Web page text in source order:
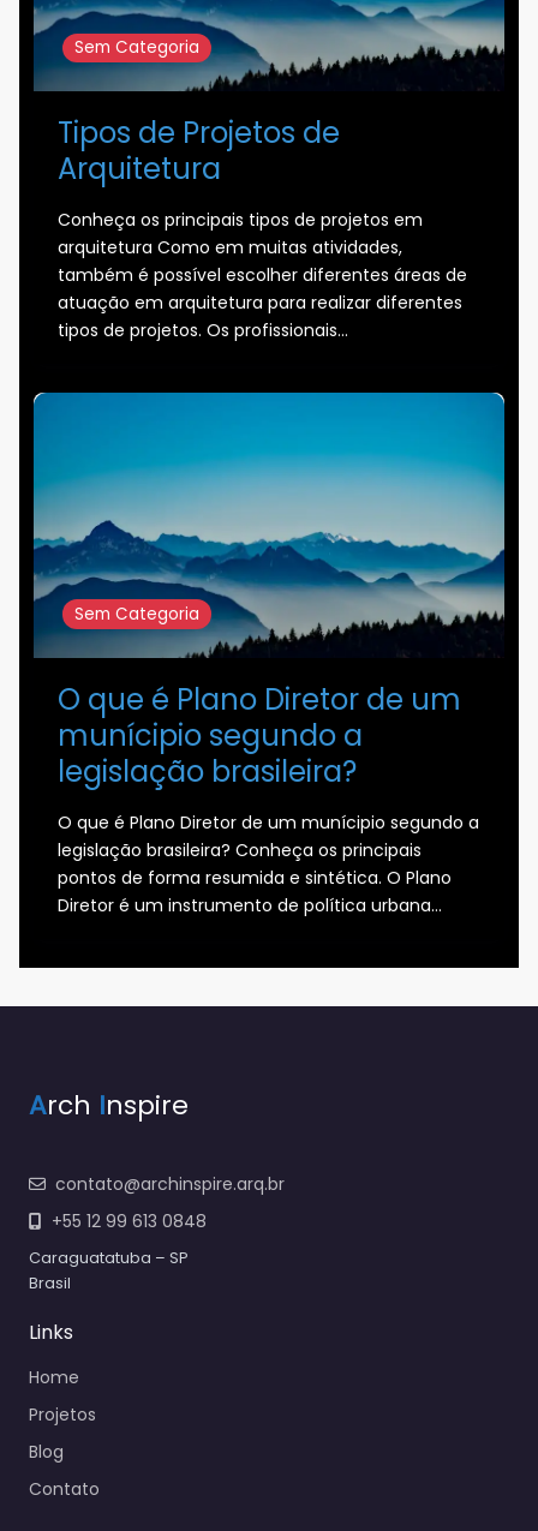
Sem Categoria
Tipos de Projetos de
Arquitetura
Conheça os principais tipos de projetos em
arquitetura Como em muitas atividades,
também é possível escolher diferentes áreas de
atuação em arquitetura para realizar diferentes
tipos de projetos. Os profissionais…
Sem Categoria
O que é Plano Diretor de um
munícipio segundo a
legislação brasileira?
O que é Plano Diretor de um munícipio segundo a
legislação brasileira? Conheça os principais
pontos de forma resumida e sintética. O Plano
Diretor é um instrumento de política urbana…
Arch Inspire
contato@archinspire.arq.br
+55 12 99 613 0848
Caraguatatuba – SP
Brasil
Links
Home
Projetos
Blog
Contato